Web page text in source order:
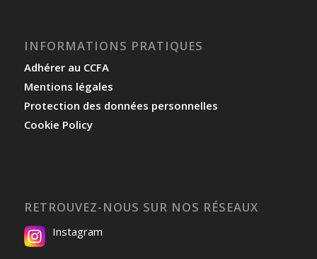
INFORMATIONS PRATIQUES
Adhérer au CCFA
Mentions légales
Protection des données personnelles
Cookie Policy
RETROUVEZ-NOUS SUR NOS RÉSEAUX
Instagram